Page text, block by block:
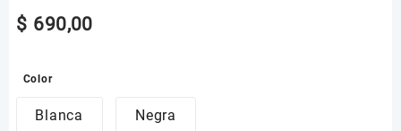
$690,00
Color
Blanca Negra